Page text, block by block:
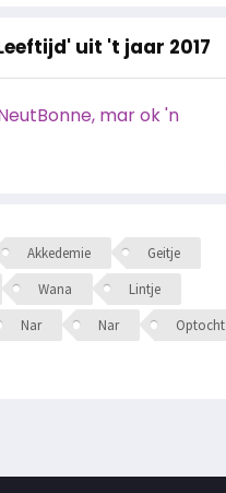
uit 't jaar 2017
mar ok 'n
Akkedemie
Geitje
Wana
Lintje
Nar Nar
Optocht